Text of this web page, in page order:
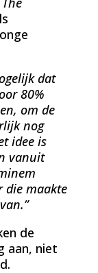
dat
80%
om de
nog
idee is
vanuit
die maakte
de
aan, niet